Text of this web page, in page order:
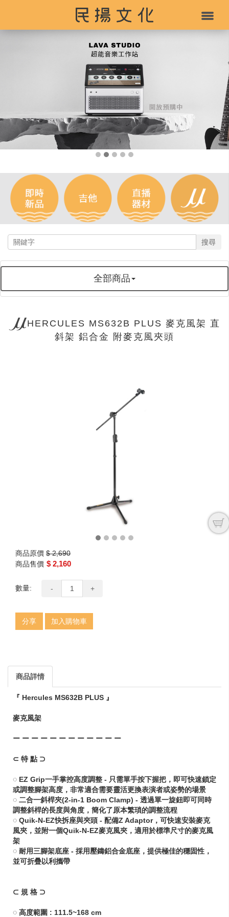
搜尋
全部商品
HERCULES MS632B PLUS 麥克風架 直
斜架 鋁合金 附麥克風夾頭
商品原價 $ 2,690
商品售價 $ 2,160
數量: - +
分享 加入購物車
商品詳情
『 Hercules MS632B PLUS 』
麥克風架
ー ー ー ー ー ー ー ー ー ー ー ー
⊂ 特 點 ⊃
◌ EZ Grip一手掌控高度調整 - 只需單手按下握把，即可快速鎖定
或調整腳架高度，非常適合需要靈活更換表演者或姿勢的場景
◌ 二合一斜桿夾(2-in-1 Boom Clamp) - 透過單一旋鈕即可同時
調整斜桿的長度與角度，簡化了原本繁瑣的調整流程
◌ Quik-N-EZ快拆座與夾頭 - 配備Z Adaptor，可快速安裝麥克
風夾，並附一個Quik-N-EZ麥克風夾，適用於標準尺寸的麥克風
架
◌ 耐用三腳架底座 - 採用壓鑄鋁合金底座，提供極佳的穩固性，
並可折疊以利攜帶
⊂ 規 格 ⊃
◌ 高度範圍 : 111.5~168 cm